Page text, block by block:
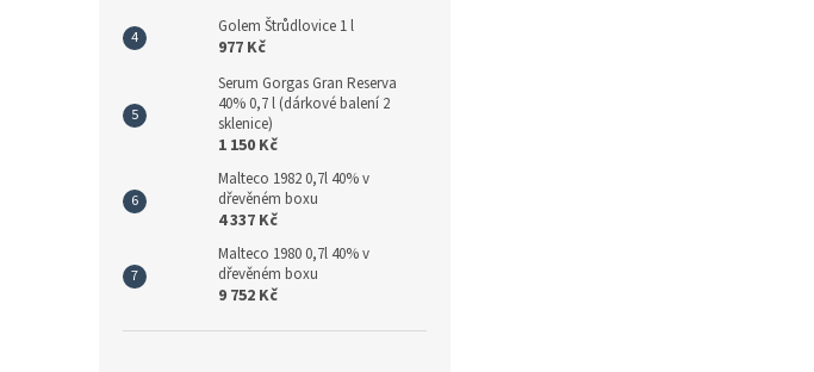
Golem Štrůdlovice 1 l
977 Kč
Serum Gorgas Gran Reserva
40% 0,7 l (dárkové balení 2
sklenice)
1 150 Kč
Malteco 1982 0,7l 40% v
dřevěném boxu
4 337 Kč
Malteco 1980 0,7l 40% v
dřevěném boxu
9 752 Kč